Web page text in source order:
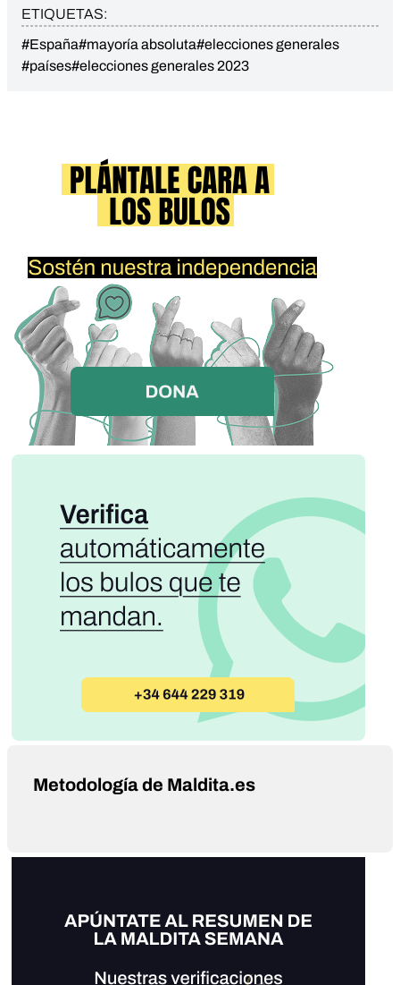
ETIQUETAS:
#España#mayoría absoluta#elecciones generales
#países#elecciones generales 2023
Metodología de Maldita.es